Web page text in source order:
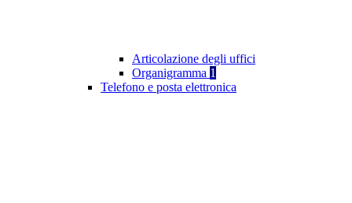
Articolazione degli uffici
Organigramma 1
Telefono e posta elettronica